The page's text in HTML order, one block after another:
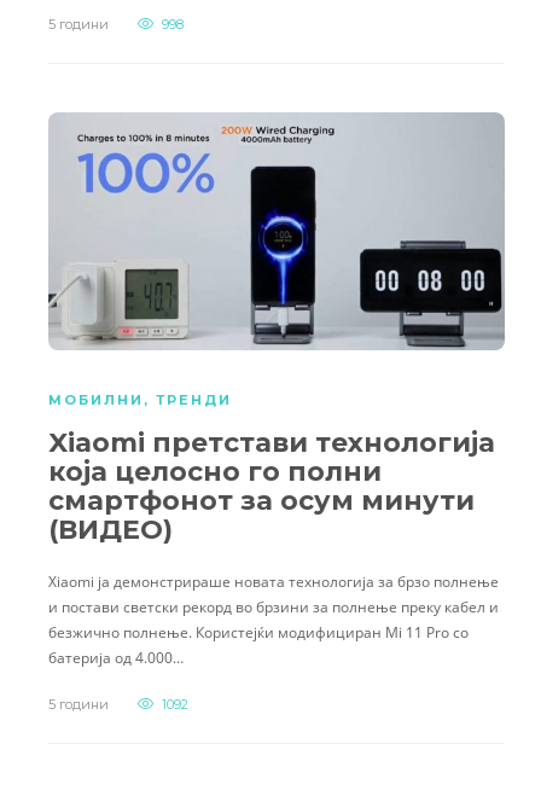
5 години 998
МОБИЛНИ , ТРЕНДИ
Xiaomi претстави технологија
која целосно го полни
смартфонот за осум минути
(ВИДЕО)
Xiaomi ја демонстрираше новата технологија за брзо полнење
и постави светски рекорд во брзини за полнење преку кабел и
безжично полнење. Користејќи модифициран Mi 11 Pro со
батерија од 4.000…
5 години 1092